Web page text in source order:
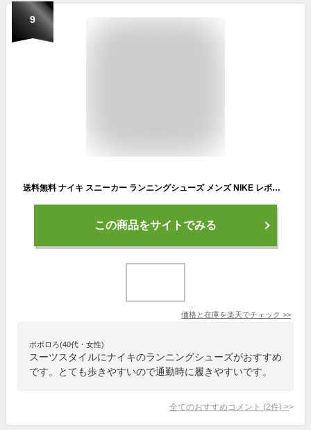
9
送料無料 ナイキ スニーカー ランニングシューズ メンズ NIKE レボリューション 7 ランニング 靴 シューズ 運動靴 部活 通学 FB2207
この商品をサイトでみる
価格と在庫を楽天でチェック >>
ポポロろ(40代・女性)
スーツスタイルにナイキのランニングシューズがおすすめ
です。とても歩きやすいので通勤時に履きやすいです。
全てのおすすめコメント (2件) >